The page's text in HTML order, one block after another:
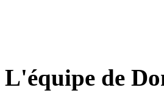
L'équipe de